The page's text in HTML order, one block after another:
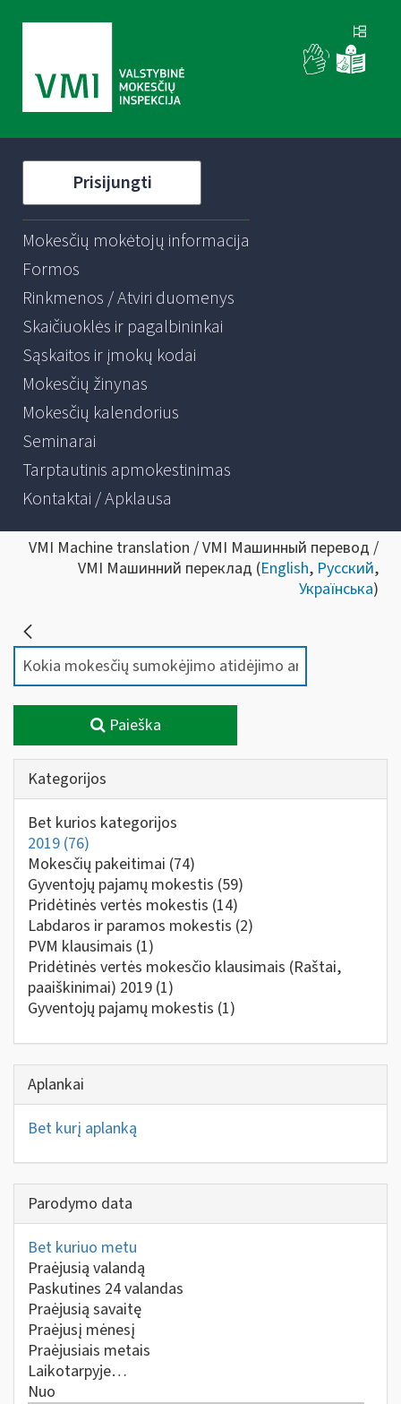
Prisijungti
Mokesčių mokėtojų informacija
Formos
Rinkmenos / Atviri duomenys
Skaičiuoklės ir pagalbininkai
Sąskaitos ir įmokų kodai
Mokesčių žinynas
Mokesčių kalendorius
Seminarai
Tarptautinis apmokestinimas
Kontaktai / Apklausa
VMI Machine translation / VMI Машинный перевод /
VMI Машинний переклад (English, Русский,
Українська)
Paieška
Kategorijos
Bet kurios kategorijos
2019 (76)
Mokesčių pakeitimai (74)
Gyventojų pajamų mokestis (59)
Pridėtinės vertės mokestis (14)
Labdaros ir paramos mokestis (2)
PVM klausimais (1)
Pridėtinės vertės mokesčio klausimais (Raštai,
paaiškinimai) 2019 (1)
Gyventojų pajamų mokestis (1)
Aplankai
Bet kurį aplanką
Parodymo data
Bet kuriuo metu
Praėjusią valandą
Paskutines 24 valandas
Praėjusią savaitę
Praėjusį mėnesį
Praėjusiais metais
Laikotarpyje…
Nuo